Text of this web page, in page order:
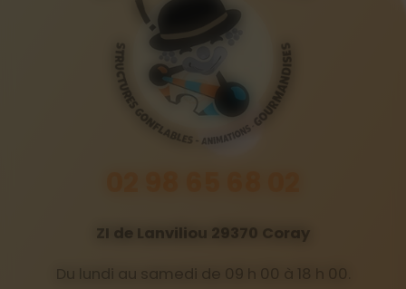
ZI de Lanviliou 29370 Coray
Du lundi au samedi de 09 h 00 à 18 h 00.